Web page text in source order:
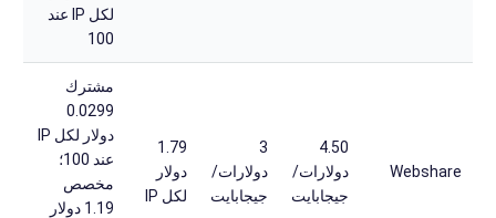
لكل IP عند
100
Webshare
4.50
دولارات/
جيجابايت
3
دولارات/
جيجابايت
1.79
دولار
لكل IP
مشترك
0.0299
دولار لكل IP
عند 100؛
مخصص
1.19 دولار